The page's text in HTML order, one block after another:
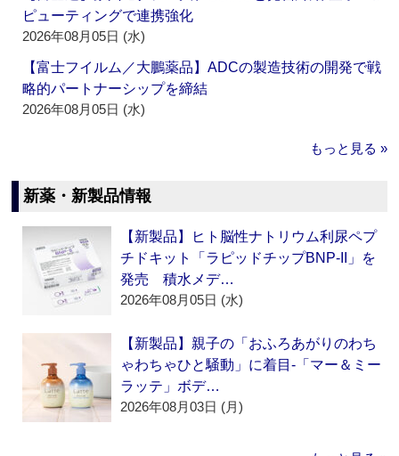
ピューティングで連携強化
2026年08月05日 (水)
【富士フイルム／大鵬薬品】ADCの製造技術の開発で戦
略的パートナーシップを締結
2026年08月05日 (水)
もっと見る »
新薬・新製品情報
【新製品】ヒト脳性ナトリウム利尿ペプ
チドキット「ラピッドチップBNP-II」を
発売 積水メデ…
2026年08月05日 (水)
【新製品】親子の「おふろあがりのわち
ゃわちゃひと騒動」に着目‐「マー＆ミー
ラッテ」ボデ…
2026年08月03日 (月)